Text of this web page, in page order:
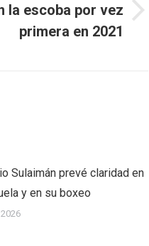
la escoba por vez
primera en 2021
Sulaimán prevé claridad en
y en su boxeo